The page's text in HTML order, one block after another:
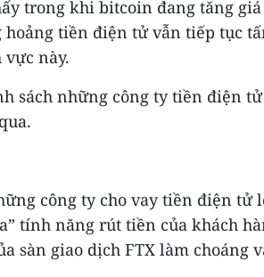
trong khi bitcoin đang tăng
hoảng tiền điện tử vẫn tiếp tục
này.
sách những công ty tiền điện
công ty cho vay tiền điện tử
tính năng rút tiền của khách
sàn giao dịch FTX làm choáng